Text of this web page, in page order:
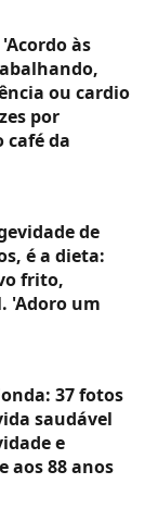
às
ou cardio
por
café da
de
é a dieta:
frito,
'Adoro um
37 fotos
saudável
e
aos 88 anos